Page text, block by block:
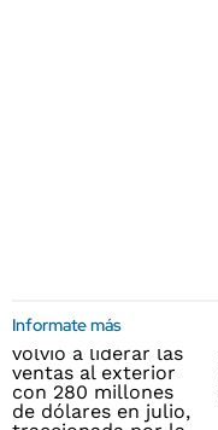
Informate más